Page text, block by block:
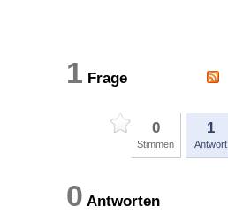
1 Frage
0
Stimmen
1
Antwort
0 Antworten